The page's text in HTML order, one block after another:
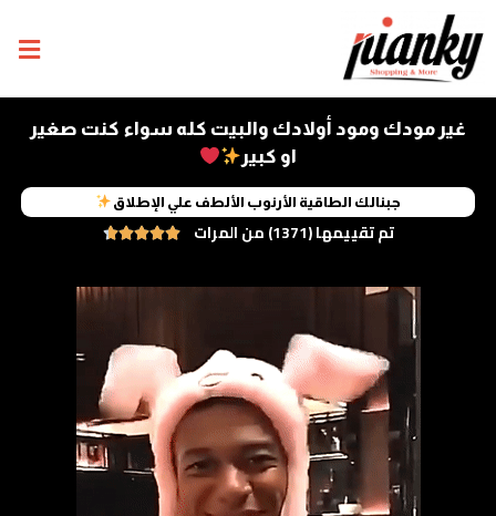
غير مودك ومود أولادك والبيت كله سواء كنت صغير
او كبير
جبنالك الطاقية الأرنوب الألطف علي الإطلاق
تم تقييمها (1371) من المرات 



